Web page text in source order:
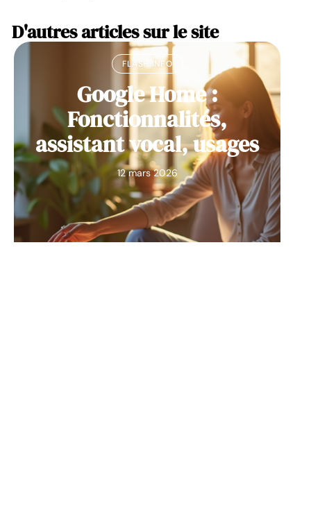
D'autres articles sur le site
FLASH INFO
Google Home :
Fonctionnalités,
assistant vocal, usages
12 mars 2026